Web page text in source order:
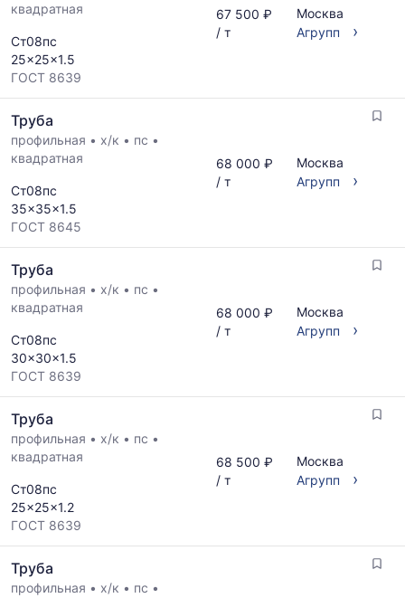
квадратная
Ст08пс
25x25x1.5
ГОСТ 8639
67 500 ₽
/ т
Москва
Агрупп
›
Труба
профильная • х/к • пс •
квадратная
Ст08пс
35x35x1.5
ГОСТ 8645
68 000 ₽
/ т
Москва
Агрупп
›
Труба
профильная • х/к • пс •
квадратная
Ст08пс
30x30x1.5
ГОСТ 8639
68 000 ₽
/ т
Москва
Агрупп
›
Труба
профильная • х/к • пс •
квадратная
Ст08пс
25x25x1.2
ГОСТ 8639
68 500 ₽
/ т
Москва
Агрупп
›
Труба
профильная • х/к • пс •